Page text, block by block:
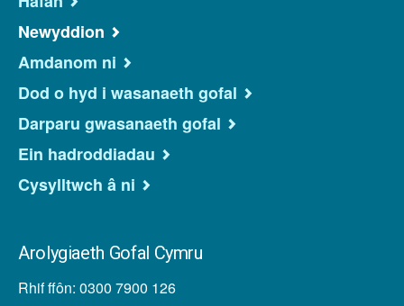
Newyddion
Amdanom ni
Dod o hyd i wasanaeth gofal
Darparu gwasanaeth gofal
Ein hadroddiadau
Cysylltwch â ni
Arolygiaeth Gofal Cymru
Rhif ffôn: 0300 7900 126